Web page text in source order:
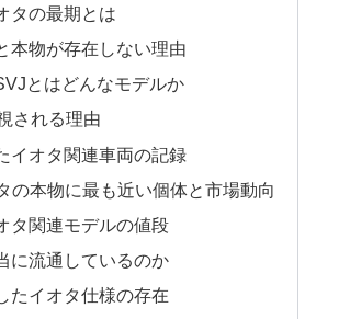
タの最期とは
本物が存在しない理由
とはどんなモデルか
される理由
イオタ関連車両の記録
の本物に最も近い個体と市場動向
タ関連モデルの値段
に流通しているのか
たイオタ仕様の存在